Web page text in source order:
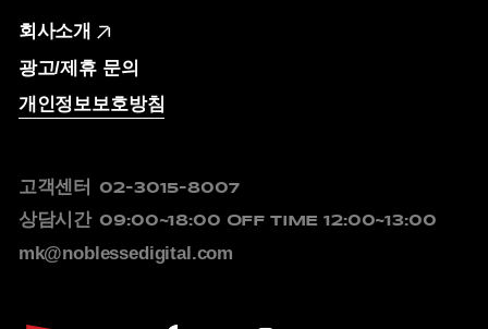
회사소개
광고/제휴 문의
개인정보보호방침
고객센터 02-3015-8007
상담시간 09:00~18:00 OFF TIME 12:00~13:00
mk@noblessedigital.com